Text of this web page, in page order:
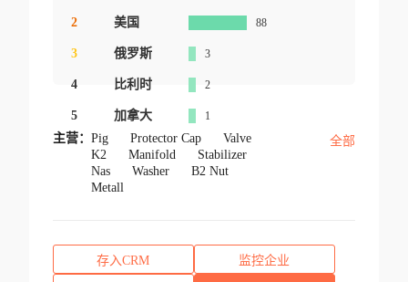
2 美国 88
3 俄罗斯 3
4 比利时 2
5 加拿大 1
主营： Pig Protector Cap
Valve
K2
Manifold
Stabilizer
Nas
Washer
B2 Nut
Metall
全部
存入CRM 监控企业